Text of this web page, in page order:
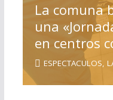
La comuna
una
en centros
ESPECTACULOS,